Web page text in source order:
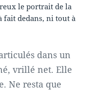
le portrait de la
fait dedans, ni tout à
dans un
vrillé net. Elle
Ne resta que